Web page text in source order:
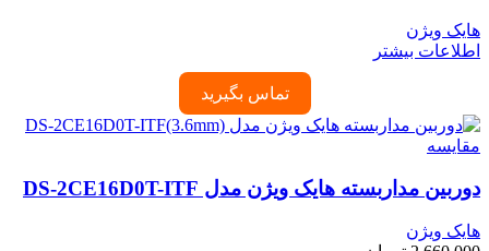
هایک ویژن
اطلاعات بیشتر
تماس بگیرید
مقایسه
دوربین مداربسته هایک ویژن مدل DS-2CE16D0T-ITF
هایک ویژن